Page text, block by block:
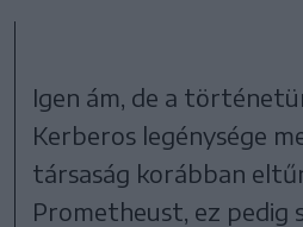
Igen ám, de a
Kerberos legénysége
társaság korábban
Prometheust, ez pedig